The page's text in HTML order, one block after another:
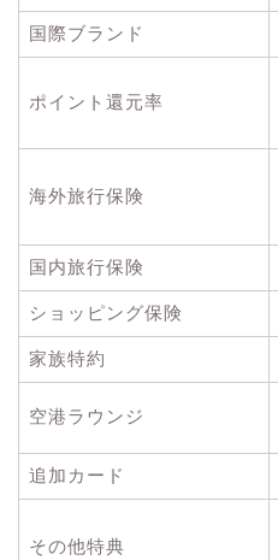
国際ブランド
ポイント還元率
海外旅行保険
国内旅行保険
ショッピング保険
家族特約
空港ラウンジ
追加カード
その他特典